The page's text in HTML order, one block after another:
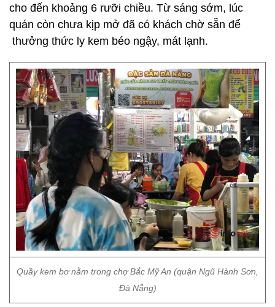
cho đến khoảng 6 rưỡi chiều. Từ sáng sớm, lúc
quán còn chưa kịp mở đã có khách chờ sẵn để
thưởng thức ly kem béo ngậy, mát lạnh.
Quầy kem bơ nằm trong chợ Bắc Mỹ An (quận Ngũ Hành Sơn,
Đà Nẵng)